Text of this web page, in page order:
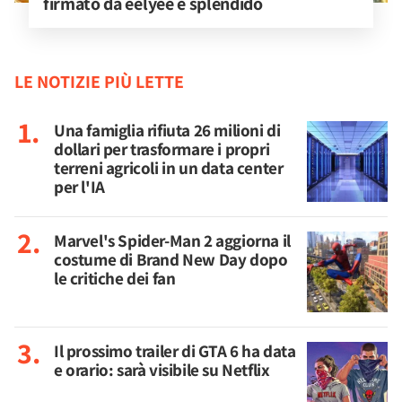
LE NOTIZIE PIÙ LETTE
Una famiglia rifiuta 26 milioni di
dollari per trasformare i propri
terreni agricoli in un data center
per l'IA
Marvel's Spider-Man 2 aggiorna il
costume di Brand New Day dopo
le critiche dei fan
Il prossimo trailer di GTA 6 ha data
e orario: sarà visibile su Netflix